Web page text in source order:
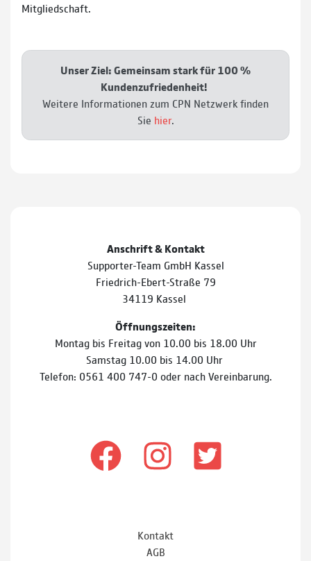
Mitgliedschaft.
Unser Ziel: Gemeinsam stark für 100 %
Kundenzufriedenheit!
Weitere Informationen zum CPN Netzwerk finden
Sie hier.
Anschrift & Kontakt
Supporter-Team GmbH Kassel
Friedrich-Ebert-Straße 79
34119 Kassel
Öffnungszeiten:
Montag bis Freitag von 10.00 bis 18.00 Uhr
Samstag 10.00 bis 14.00 Uhr
Telefon: 0561 400 747-0 oder nach Vereinbarung.
Kontakt
AGB